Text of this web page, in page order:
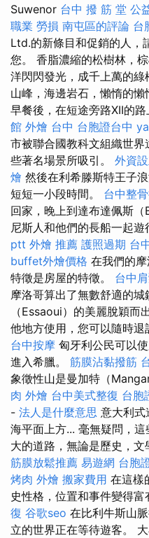
Suwenor 台中 撥 筋 堂 公
職業 勞損 南屯區的評論 台
Ltd.的新條目和促銷的人，
您。 香脂濃縮的松樹林，
洋閃閃發光，成千上萬的
山峰，海邊岩石，懶惰的懶
早餐後，在短途旁路XII的路
館 外燴 台中 台胞證台中
市被聯合國教科文組織世
些著名場景所吸引。 外資
燴 然後在利希滕斯特王子
短短一小段時間。 台中整
回家，晚上到達布達佩斯
尼斯人和他們的長船一起遊
ptt 外燴 推薦 護照過期 台
buffet外燴價格 在我們的
特徵是房屋的特徵。 台中
摩洛哥算出了無數舒適的
（Essaoui）的美麗脫穎
他地方使用，您可以隨時退
台中按摩 匈牙利公民可以
進入希臘。 筋膜沾黏撥筋
象徵性山是曼加特（
肉 外燴 台中美式整復 台胞
- 法人是什麼意思 意大利
海平面上方... 毫無疑問，
大的道路，無論是歷史，文
筋膜放鬆推薦 易遊網 台胞
烤肉 外燴 搬家費用 在這樣
史性格，位置和事件變得富
復 谷歌seo 在比利牛斯山
立的世界正在等待遊客。